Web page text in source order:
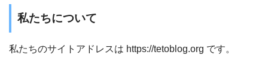
私たちについて
私たちのサイトアドレスは https://tetoblog.org です。